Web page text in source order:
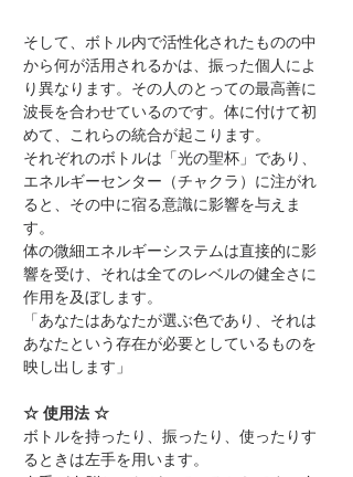
そして、ボトル内で活性化されたものの中
から何が活用されるかは、振った個人によ
り異なります。その人のとっての最高善に
波長を合わせているのです。体に付けて初
めて、これらの統合が起こります。
それぞれのボトルは「光の聖杯」であり、
エネルギーセンター（チャクラ）に注がれ
ると、その中に宿る意識に影響を与えま
す。
体の微細エネルギーシステムは直接的に影
響を受け、それは全てのレベルの健全さに
作用を及ぼします。
「あなたはあなたが選ぶ色であり、それは
あなたという存在が必要としているものを
映し出します」
☆ 使用法 ☆
ボトルを持ったり、振ったり、使ったりす
るときは左手を用います。